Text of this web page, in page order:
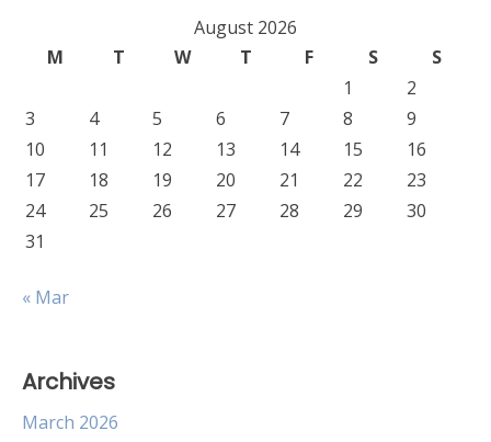
August 2026
M
T W T F S
S
1
2
3
4 5 6 7 8
9
10
11 12 13 14 15
16
17
18 19 20 21 22
23
24
25 26 27 28 29
30
31
« Mar
Archives
March 2026